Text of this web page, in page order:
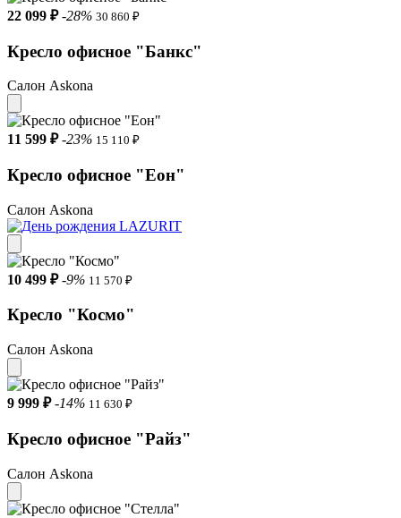
22 099 ₽ -28% 30 860 ₽
Кресло офисное "Банкс"
Салон Askona
11 599 ₽ -23% 15 110 ₽
Кресло офисное "Еон"
Салон Askona
10 499 ₽ -9% 11 570 ₽
Кресло "Космо"
Салон Askona
9 999 ₽ -14% 11 630 ₽
Кресло офисное "Райз"
Салон Askona